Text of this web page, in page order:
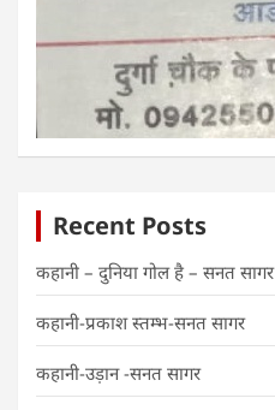
Recent Posts
कहानी – दुनिया गोल है – सनत सागर
कहानी-प्रकाश स्तम्भ-सनत सागर
कहानी-उड़ान -सनत सागर